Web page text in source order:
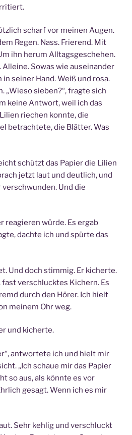
scharf vor meinen Augen.
Regen. Nass. Frierend. Mit
ihn herum Alltagsgeschehen.
Sowas wie auseinander
seiner Hand. Weiß und rosa.
„Wieso sieben?“, fragte sich
keine Antwort, weil ich das
riechen konnte, die
betrachtete, die Blätter. Was
schützt das Papier die Lilien
jetzt laut und deutlich, und
Und die
reagieren würde. Es ergab
dachte ich und spürte das
Und doch stimmig. Er kicherte.
fast verschlucktes Kichern. Es
durch den Hörer. Ich hielt
meinem Ohr weg.
und kicherte.
antwortete ich und hielt mir
„Ich schaue mir das Papier
so aus, als könnte es vor
gesagt. Wenn ich es mir
Sehr kehlig und verschluckt